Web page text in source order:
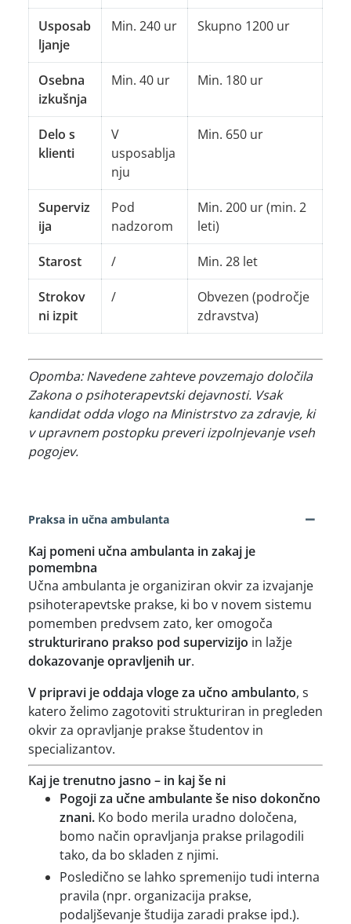
Usposab
ljanje
Min. 240 ur Skupno 1200 ur
Osebna
izkušnja
Min. 40 ur Min. 180 ur
Delo s
klienti
V
usposablja
nju
Min. 650 ur
Superviz
ija
Pod
nadzorom
Min. 200 ur (min. 2
leti)
Starost / Min. 28 let
Strokov
ni izpit
/
Obvezen (področje
zdravstva)
Opomba: Navedene zahteve povzemajo določila
Zakona o psihoterapevtski dejavnosti. Vsak
kandidat odda vlogo na Ministrstvo za zdravje, ki
v upravnem postopku preveri izpolnjevanje vseh
pogojev.
Praksa in učna ambulanta −
Kaj pomeni učna ambulanta in zakaj je
pomembna
Učna ambulanta je organiziran okvir za izvajanje
psihoterapevtske prakse, ki bo v novem sistemu
pomemben predvsem zato, ker omogoča
strukturirano prakso pod supervizijo in lažje
dokazovanje opravljenih ur.
V pripravi je oddaja vloge za učno ambulanto, s
katero želimo zagotoviti strukturiran in pregleden
okvir za opravljanje prakse študentov in
specializantov.
Kaj je trenutno jasno – in kaj še ni
Pogoji za učne ambulante še niso dokončno
znani. Ko bodo merila uradno določena,
bomo način opravljanja prakse prilagodili
tako, da bo skladen z njimi.
Posledično se lahko spremenijo tudi interna
pravila (npr. organizacija prakse,
podaljševanje študija zaradi prakse ipd.).